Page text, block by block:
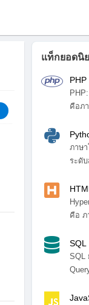
แท็กยอดนิ
PHP
คือภ
ภาษ
ระดั
คือ ภ
SQL
SQL